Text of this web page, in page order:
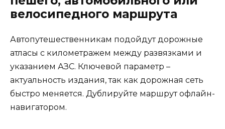
велосипедного маршрута
Автопутешественникам подойдут дорожные
атласы с километражем между развязками и
указанием АЗС. Ключевой параметр –
актуальность издания, так как дорожная сеть
быстро меняется. Дублируйте маршрут офлайн-
навигатором.